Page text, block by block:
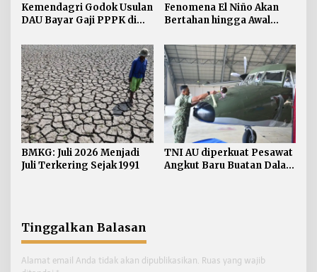
Kemendagri Godok Usulan
DAU Bayar Gaji PPPK di
Fenomena El Niño Akan
Bertahan hingga Awal
2027
BMKG: Juli 2026 Menjadi
Juli Terkering Sejak 1991
TNI AU diperkuat Pesawat
Angkut Baru Buatan Dalam
Tinggalkan Balasan
Alamat email Anda tidak akan dipublikasikan. Ruas yang wajib